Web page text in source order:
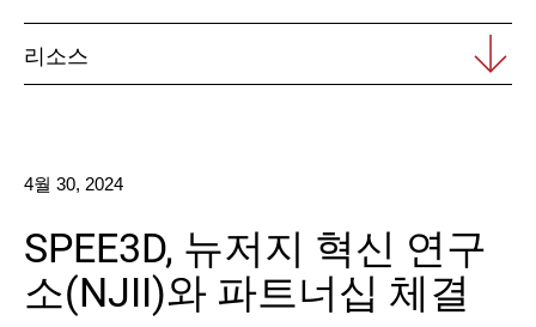
애플리케이션
산업 분야
연락처
리소스
4월 30, 2024
SPEE3D, 뉴저지 혁신 연구
소(NJII)와 파트너십 체결